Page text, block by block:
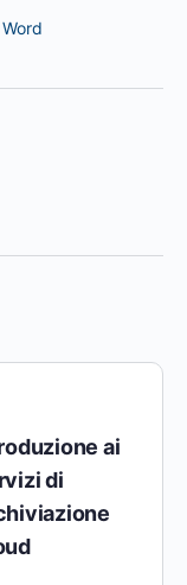
Word
ai
di